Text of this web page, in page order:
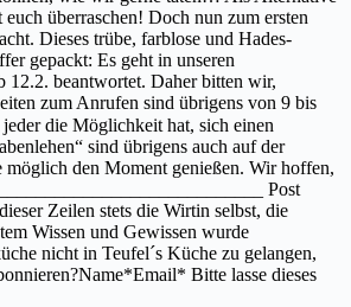
überraschen! Doch nun zum ersten
Dieses trübe, farblose und Hades-
gepackt: Es geht in unseren
12.2. beantwortet. Daher bitten wir,
zum Anrufen sind übrigens von 9 bis
die Möglichkeit hat, sich einen
sind übrigens auch auf der
möglich den Moment genießen. Wir hoffen,
Post
Zeilen stets die Wirtin selbst, die
Wissen und Gewissen wurde
nicht in Teufel´s Küche zu gelangen,
Bitte lasse dieses